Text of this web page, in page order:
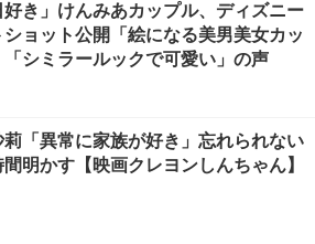
好き」けんみあカップル、ディズニー
ョット公開「絵になる美男美女カッ
「シミラールックで可愛い」の声
「異常に家族が好き」忘れられない
明かす【映画クレヨンしんちゃん】